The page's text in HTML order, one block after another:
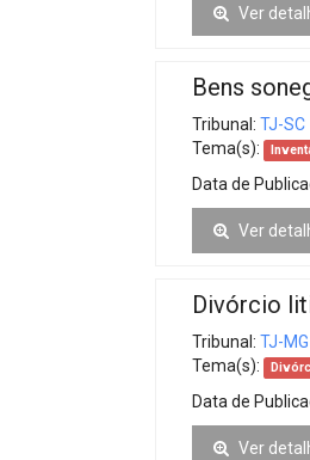
Ver
Bens
Tribunal: TJ-SC
Tema(s):
Data de
Ver
Divórcio
Tribunal: TJ-MG
Tema(s):
Data de
Ver